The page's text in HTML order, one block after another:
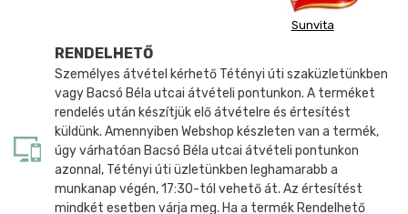
Sunvita
RENDELHETŐ
Személyes átvétel kérhető Tétényi úti szaküzletünkben
vagy Bacsó Béla utcai átvételi pontunkon. A terméket
rendelés után készítjük elő átvételre és értesítést
küldünk. Amennyiben Webshop készleten van a termék,
úgy várhatóan Bacsó Béla utcai átvételi pontunkon
azonnal, Tétényi úti üzletünkben leghamarabb a
munkanap végén, 17:30-tól vehető át. Az értesítést
mindkét esetben várja meg. Ha a termék Rendelhető